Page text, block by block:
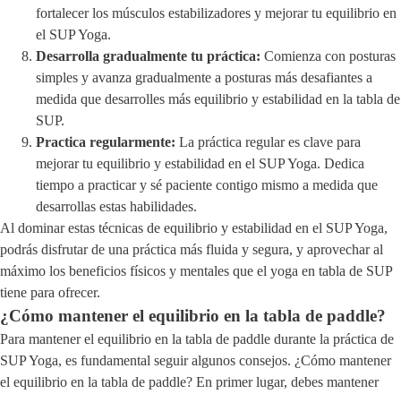
fortalecer los músculos estabilizadores y mejorar tu equilibrio en
el SUP Yoga.
Desarrolla gradualmente tu práctica: Comienza con posturas
simples y avanza gradualmente a posturas más desafiantes a
medida que desarrolles más equilibrio y estabilidad en la tabla de
SUP.
Practica regularmente: La práctica regular es clave para
mejorar tu equilibrio y estabilidad en el SUP Yoga. Dedica
tiempo a practicar y sé paciente contigo mismo a medida que
desarrollas estas habilidades.
Al dominar estas técnicas de equilibrio y estabilidad en el SUP Yoga,
podrás disfrutar de una práctica más fluida y segura, y aprovechar al
máximo los beneficios físicos y mentales que el yoga en tabla de SUP
tiene para ofrecer.
¿Cómo mantener el equilibrio en la tabla de paddle?
Para mantener el equilibrio en la tabla de paddle durante la práctica de
SUP Yoga, es fundamental seguir algunos consejos. ¿Cómo mantener
el equilibrio en la tabla de paddle? En primer lugar, debes mantener